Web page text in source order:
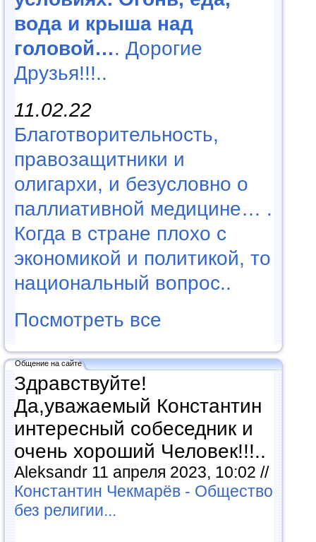
вода и крыша над
головой…. Дорогие
Друзья!!!..
11.02.22
Благотворительность,
правозащитники и
олигархи, и безусловно о
паллиативной медицине… .
Когда в стране плохо с
экономикой и политикой, то
национальный вопрос..
Посмотреть все
Общение на сайте
Здравствуйте!
Да,уважаемый Константин
интересный собеседник и
очень хороший Человек!!!..
Aleksandr 11 апреля 2023, 10:02 //
Константин Чекмарёв - Общество
без религии...